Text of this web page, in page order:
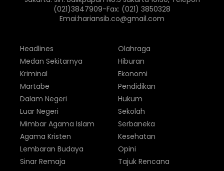
(021)3847909-Fax: (021) 3850328
Emai:hariansib.co@gmail.com
Headlines
Medan Sekitarnya
Kriminal
Martabe
Dalam Negeri
Luar Negeri
Olahraga
Hiburan
Ekonomi
Pendidikan
Hukum
Sekolah
Mimbar Agama Islam
Agama Kristen
Lembaran Budaya
Sinar Remaja
Serbaneka
Kesehatan
Opini
Tajuk Rencana